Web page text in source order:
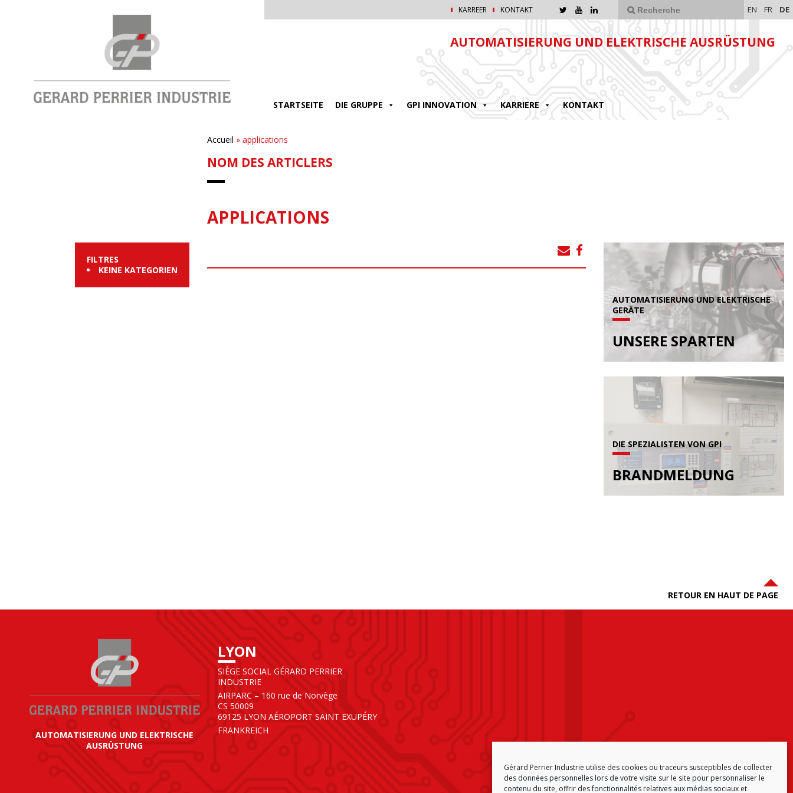
Gérard Perrier Industrie utilise des cookies ou traceurs susceptibles de collecter
des données personnelles lors de votre visite sur le site pour personnaliser le
contenu du site, offrir des fonctionnalités relatives aux médias sociaux et
KARREER KONTAKT EN FR DE
AUTOMATISIERUNG UND ELEKTRISCHE AUSRÜSTUNG
STARTSEITE DIE GRUPPE GPI INNOVATION KARRIERE KONTAKT
Accueil » applications
NOM DES ARTICLERS
APPLICATIONS
FILTRES
KEINE KATEGORIEN
AUTOMATISIERUNG UND ELEKTRISCHE
GERÄTE
UNSERE SPARTEN
DIE SPEZIALISTEN VON GPI
BRANDMELDUNG
RETOUR EN HAUT DE PAGE
AUTOMATISIERUNG UND ELEKTRISCHE
AUSRÜSTUNG
LYON
SIÈGE SOCIAL GÉRARD PERRIER
INDUSTRIE
AIRPARC – 160 rue de Norvège
CS 50009
69125 LYON AÉROPORT SAINT EXUPÉRY
FRANKREICH